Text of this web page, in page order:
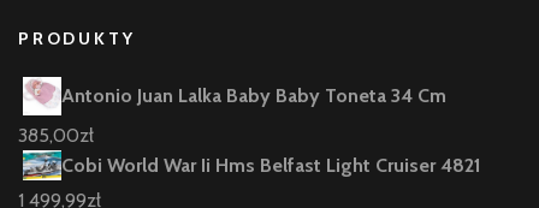
PRODUKTY
Antonio Juan Lalka Baby Baby Toneta 34 Cm
385,00zł
Cobi World War Ii Hms Belfast Light Cruiser 4821
1 499,99zł